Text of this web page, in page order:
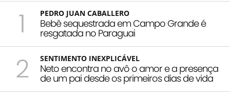
1 PEDRO JUAN CABALLERO
Bebê sequestrada em Campo Grande é
resgatada no Paraguai
2 SENTIMENTO INEXPLICÁVEL
Neto encontra no avô o amor e a presença
de um pai desde os primeiros dias de vida